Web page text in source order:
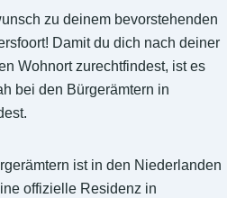
zu deinem bevorstehenden
Damit du dich nach deiner
Wohnort zurechtfindest, ist es
bei den Bürgerämtern in
ist in den Niederlanden
offizielle Residenz in